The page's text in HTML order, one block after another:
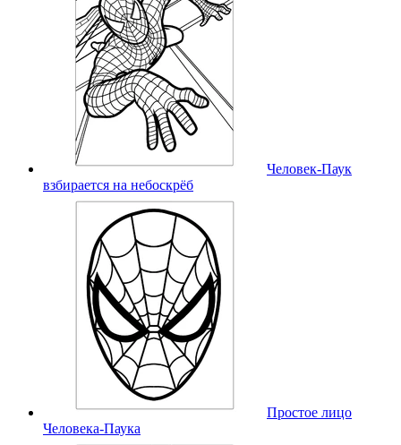
Человек-Паук
взбирается на небоскрёб
Простое лицо
Человека-Паука